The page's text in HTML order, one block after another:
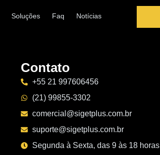
Soluções Faq Notícias
Contato
+55 21 997606456
(21) 99855-3302
comercial@sigetplus.com.br
suporte@sigetplus.com.br
Segunda à Sexta, das 9 às 18 horas